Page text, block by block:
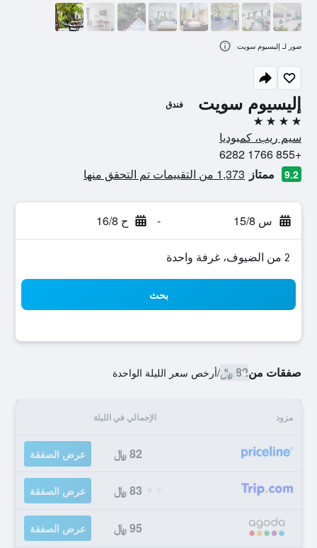
إليسيوم سويت فندق
4 نجوم
سيم ريب، كمبوديا
+855 1766 6282
9.2 ممتاز 1,373 من التقييمات تم التحقق منها
س 15/8 - ح 16/8
2 من الضيوف، غرفة واحدة
بحث
صفقات من82 ﷼ /أرخص سعر الليلة الواحدة
مزود الإجمالي في الليلة
82 ﷼ عرض الصفقة
83 ﷼ عرض الصفقة
95 ﷼ عرض الصفقة
صور لـ إليسيوم سويت